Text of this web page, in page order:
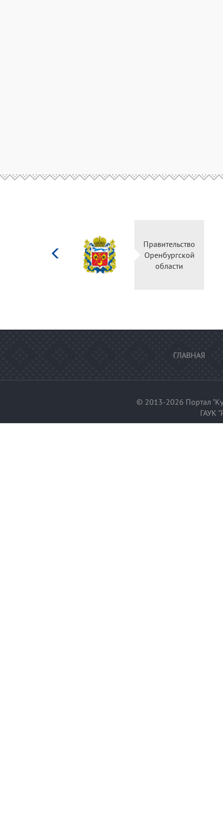
Правительство
Оренбургской
области
ГЛАВНАЯ
© 2013-2026 Портал
ГАУК